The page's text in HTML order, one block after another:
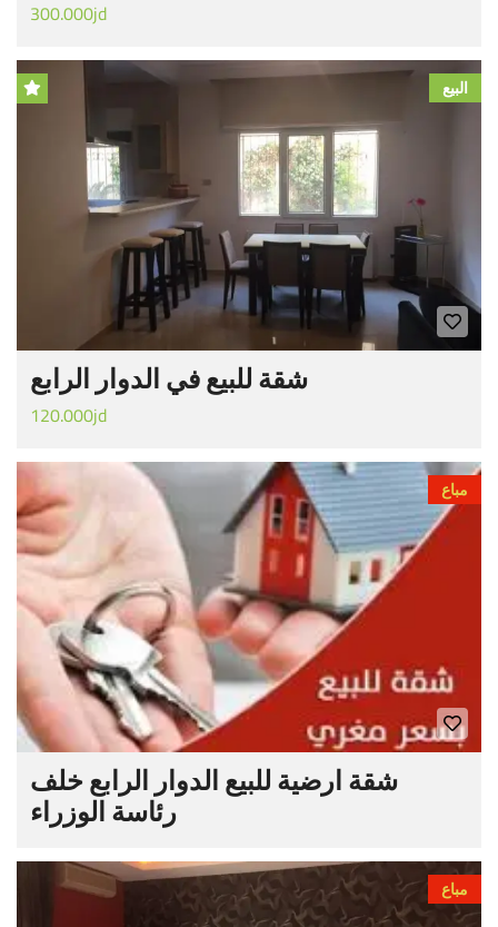
300.000jd
البيع
شقة للبيع في الدوار الرابع
120.000jd
مباع
شقة ارضية للبيع الدوار الرابع خلف
رئاسة الوزراء
مباع